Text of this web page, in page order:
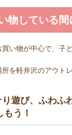
物している
い物が中心で、子
を軽井沢のアウト
遊び、ふわふ
う！